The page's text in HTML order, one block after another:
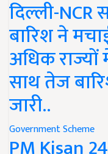
दिल्ली-NCR
बारिश ने
अधिक
साथ तेज
जारी..
Government Scheme